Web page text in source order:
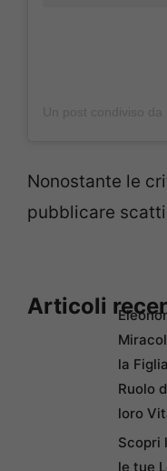
Nonostante le
pubblicare scatti
Articoli
la
Ruolo
loro
Scopri
le tue